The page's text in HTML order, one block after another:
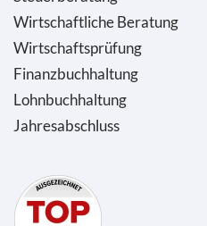
Wirtschaftliche Beratung
Wirtschaftsprüfung
Finanzbuchhaltung
Lohnbuchhaltung
Jahresabschluss